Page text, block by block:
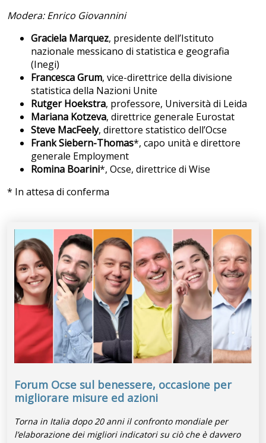
Modera: Enrico Giovannini
Graciela Marquez, presidente dell’Istituto
nazionale messicano di statistica e geografia
(Inegi)
FrancescaGrum, vice-direttrice della divisione
statistica della Nazioni Unite
Rutger Hoekstra, professore, Università di Leida
Mariana Kotzeva, direttrice generale Eurostat
Steve MacFeely, direttore statistico dell’Ocse
Frank Siebern-Thomas*, capo unità e direttore
generale Employment
Romina Boarini*, Ocse, direttrice di Wise
* In attesa di conferma
Forum Ocse sul benessere, occasione per
migliorare misure ed azioni
Torna in Italia dopo 20 anni il confronto mondiale per
l’elaborazione dei migliori indicatori su ciò che è davvero